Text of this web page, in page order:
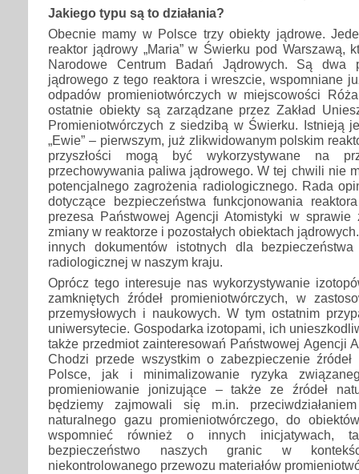
Jakiego typu są to działania?
Obecnie mamy w Polsce trzy obiekty jądrowe.
reaktor jądrowy „Maria” w Świerku pod Warszawą,
Narodowe Centrum Badań Jądrowych. Są dwa
jądrowego z tego reaktora i wreszcie, wspomniane
odpadów promieniotwórczych w miejscowości
ostatnie obiekty są zarządzane przez Zakład
Promieniotwórczych z siedzibą w Świerku. Istnieją
„Ewie” – pierwszym, już zlikwidowanym polskim
przyszłości mogą być wykorzystywane na
przechowywania paliwa jądrowego. W tej chwili nie
potencjalnego zagrożenia radiologicznego. Rada
dotyczące bezpieczeństwa funkcjonowania
prezesa Państwowej Agencji Atomistyki w
zmiany w reaktorze i pozostałych obiektach
innych dokumentów istotnych dla
radiologicznej w naszym kraju.
Oprócz tego interesuje nas wykorzystywanie
zamkniętych źródeł promieniotwórczych, w
przemysłowych i naukowych. W tym ostatnim
uniwersytecie. Gospodarka izotopami, ich
także przedmiot zainteresowań Państwowej Agencji
Chodzi przede wszystkim o zabezpieczenie źródeł
Polsce, jak i minimalizowanie ryzyka
promieniowanie jonizujące – także ze źródeł
będziemy zajmowali się m.in.
naturalnego gazu promieniotwórczego, do
wspomnieć również o innych inicjatywach,
bezpieczeństwo naszych granic w
niekontrolowanego przewozu materiałów